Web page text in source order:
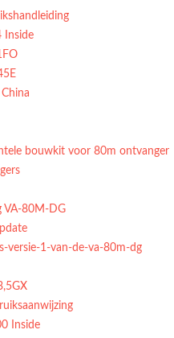
Inside
bouwkit voor 80m ontvanger
VA-80M-DG
versie-1-van-de-va-80m-dg
Inside